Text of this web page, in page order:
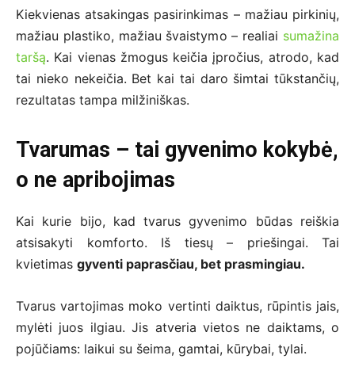
Kiekvienas atsakingas pasirinkimas – mažiau pirkinių,
mažiau plastiko, mažiau švaistymo – realiai sumažina
taršą. Kai vienas žmogus keičia įpročius, atrodo, kad
tai nieko nekeičia. Bet kai tai daro šimtai tūkstančių,
rezultatas tampa milžiniškas.
Tvarumas – tai gyvenimo kokybė,
o ne apribojimas
Kai kurie bijo, kad tvarus gyvenimo būdas reiškia
atsisakyti komforto. Iš tiesų – priešingai. Tai
kvietimas gyventi paprasčiau, bet prasmingiau.
Tvarus vartojimas moko vertinti daiktus, rūpintis jais,
mylėti juos ilgiau. Jis atveria vietos ne daiktams, o
pojūčiams: laikui su šeima, gamtai, kūrybai, tylai.